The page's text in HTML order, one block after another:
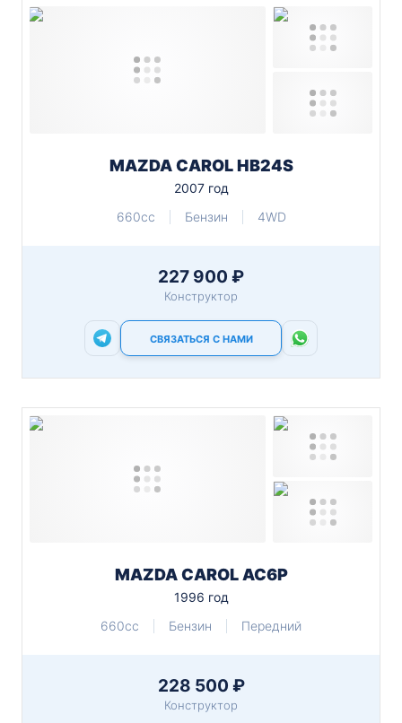
MAZDA CAROL HB24S
2007 год
660cc
Бензин 4WD
227 900 ₽
Конструктор
СВЯЗАТЬСЯ С НАМИ
MAZDA CAROL AC6P
1996 год
660cc
Бензин Передний
228 500 ₽
Конструктор